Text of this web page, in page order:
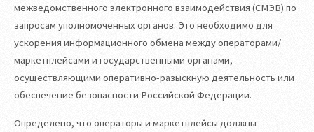
межведомственного электронного взаимодействия (СМЭВ) по
запросам уполномоченных органов. Это необходимо для
ускорения информационного обмена между операторами/
маркетплейсами и государственными органами,
осуществляющими оперативно-разыскную деятельность или
обеспечение безопасности Российской Федерации.
Определено, что операторы и маркетплейсы должны